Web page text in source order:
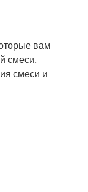
вам
смеси.
смеси и